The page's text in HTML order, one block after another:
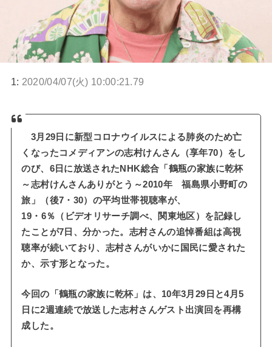
1: 2020/04/07(火) 10:00:21.79
3月29日に新型コロナウイルスによる肺炎のため亡
くなったコメディアンの志村けんさん（享年70）をし
のび、6日に放送されたNHK総合「鶴瓶の家族に乾杯
～志村けんさんありがとう～2010年 福島県小野町の
旅」（後7・30）の平均世帯視聴率が、
19・6％（ビデオリサーチ調べ、関東地区）を記録し
たことが7日、分かった。志村さんの追悼番組は高視
聴率が続いており、志村さんがいかに国民に愛された
か、示す形となった。
今回の「鶴瓶の家族に乾杯」は、10年3月29日と4月5
日に2週連続で放送した志村さんゲスト出演回を再構
成した。